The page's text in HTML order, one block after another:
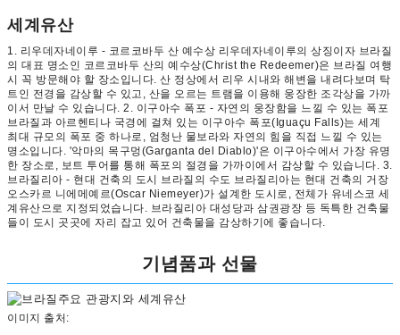
세계유산
1. 리우데자네이루 - 코르코바두 산 예수상 리우데자네이루의 상징이자 브라질
의 대표 명소인 코르코바두 산의 예수상(Christ the Redeemer)은 브라질 여행
시 꼭 방문해야 할 장소입니다. 산 정상에서 리우 시내와 해변을 내려다보며 탁
트인 전경을 감상할 수 있고, 산을 오르는 트램을 이용해 웅장한 조각상을 가까
이서 만날 수 있습니다. 2. 이구아수 폭포 - 자연의 웅장함을 느낄 수 있는 폭포
브라질과 아르헨티나 국경에 걸쳐 있는 이구아수 폭포(Iguaçu Falls)는 세계
최대 규모의 폭포 중 하나로, 엄청난 물보라와 자연의 힘을 직접 느낄 수 있는
명소입니다. '악마의 목구멍(Garganta del Diablo)'은 이구아수에서 가장 유명
한 장소로, 보트 투어를 통해 폭포의 절경을 가까이에서 감상할 수 있습니다. 3.
브라질리아 - 현대 건축의 도시 브라질의 수도 브라질리아는 현대 건축의 거장
오스카르 니에메예르(Oscar Niemeyer)가 설계한 도시로, 전체가 유네스코 세
계유산으로 지정되었습니다. 브라질리아 대성당과 삼권광장 등 독특한 건축물
들이 도시 곳곳에 자리 잡고 있어 건축물을 감상하기에 좋습니다.
기념품과 선물
이미지 출처: